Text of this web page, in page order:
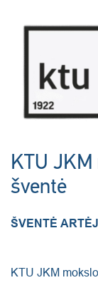
Skip to
KTU
šventė
ŠVENTĖ
KTU JKM